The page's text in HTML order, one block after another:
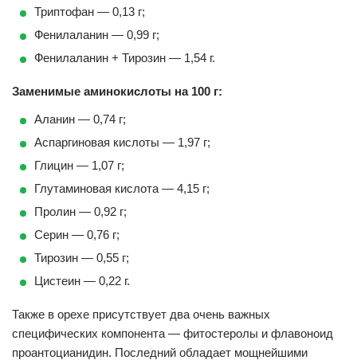
Триптофан — 0,13 г;
Фенилаланин — 0,99 г;
Фенилаланин + Тирозин — 1,54 г.
Заменимые аминокислоты на 100 г:
Аланин — 0,74 г;
Аспаргиновая кислоты — 1,97 г;
Глицин — 1,07 г;
Глутаминовая кислота — 4,15 г;
Пролин — 0,92 г;
Серин — 0,76 г;
Тирозин — 0,55 г;
Цистеин — 0,22 г.
Также в орехе присутствует два очень важных
специфических компонента — фитостеролы и флавоноид
проантоцианидин. Последний обладает мощнейшими